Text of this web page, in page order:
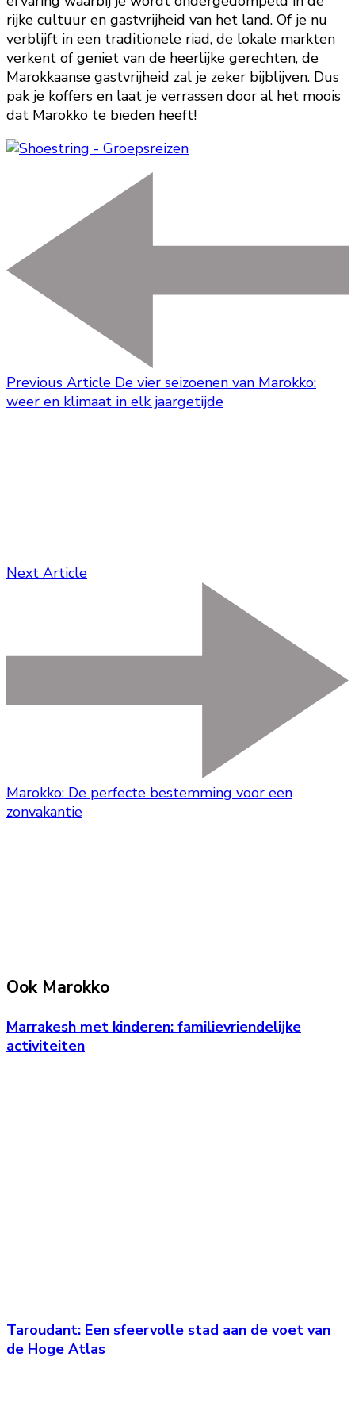
rijke cultuur en gastvrijheid van het land. Of je nu
verblijft in een traditionele riad, de lokale markten
verkent of geniet van de heerlijke gerechten, de
Marokkaanse gastvrijheid zal je zeker bijblijven. Dus
pak je koffers en laat je verrassen door al het moois
dat Marokko te bieden heeft!
Previous Article De vier seizoenen van Marokko:
weer en klimaat in elk jaargetijde
Next Article
Marokko: De perfecte bestemming voor een
zonvakantie
Ook Marokko
Marrakesh met kinderen: familievriendelijke
activiteiten
Taroudant: Een sfeervolle stad aan de voet van
de Hoge Atlas